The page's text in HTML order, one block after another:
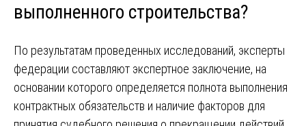
выполненного строительства?
По результатам проведенных исследований, эксперты
федерации составляют экспертное заключение, на
основании которого определяется полнота выполнения
контрактных обязательств и наличие факторов для